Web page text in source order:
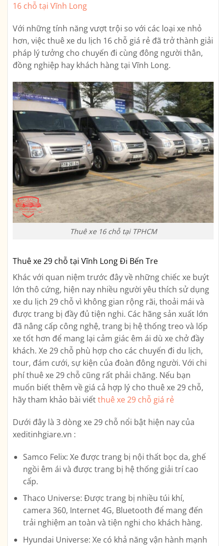
16 chỗ tại Vĩnh Long
Với những tính năng vượt trội so với các loại xe nhỏ
hơn, việc thuê xe du lịch 16 chỗ giá rẻ đã trở thành giải
pháp lý tưởng cho chuyến đi cùng đông người thân,
đồng nghiệp hay khách hàng tại Vĩnh Long.
Thuê xe 16 chỗ tại TPHCM
Thuê xe 29 chỗ tại Vĩnh Long Đi Bến Tre
Khác với quan niệm trước đây về những chiếc xe buýt
lớn thô cứng, hiện nay nhiều người yêu thích sử dụng
xe du lịch 29 chỗ vì không gian rộng rãi, thoải mái và
được trang bị đầy đủ tiện nghi. Các hãng sản xuất lớn
đã nâng cấp công nghệ, trang bị hệ thống treo và lốp
xe tốt hơn để mang lại cảm giác êm ái dù xe chở đầy
khách. Xe 29 chỗ phù hợp cho các chuyến đi du lịch,
tour, đám cưới, sự kiện của đoàn đông người. Với chi
phí thuê xe 29 chỗ cũng rất phải chăng. Nếu bạn
muốn biết thêm về giá cả hợp lý cho thuê xe 29 chỗ,
hãy tham khảo bài viếtthuê xe 29 chỗ giá rẻ
Dưới đây là 3 dòng xe 29 chỗ nổi bật hiện nay của
xeditinhgiare.vn :
Samco Felix: Xe được trang bị nội thất bọc da, ghế
ngồi êm ái và được trang bị hệ thống giải trí cao
cấp.
Thaco Universe: Được trang bị nhiều túi khí,
camera 360, Internet 4G, Bluetooth để mang đến
trải nghiệm an toàn và tiện nghi cho khách hàng.
Hyundai Universe: Xe có khả năng vận hành mạnh